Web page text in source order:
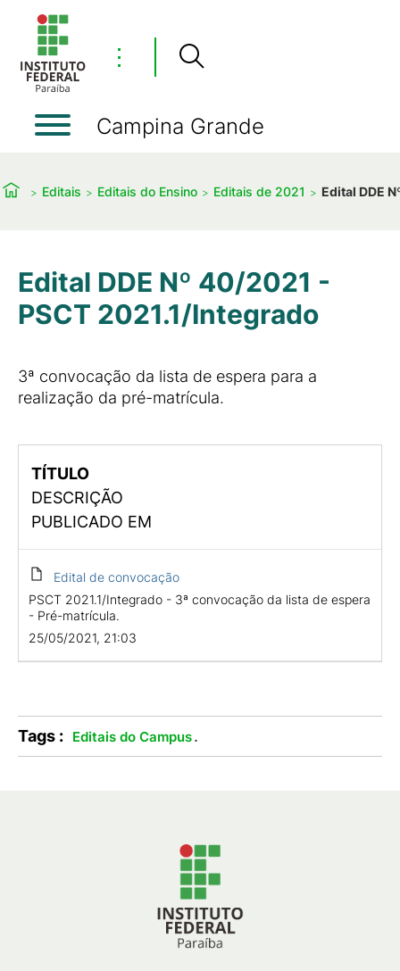
⋮
Campina Grande
Editais Editais do Ensino Editais de 2021 Edital DDE
Edital DDE Nº 40/2021 -
PSCT 2021.1/Integrado
3ª convocação da lista de espera para a
realização da pré-matrícula.
TÍTULO
DESCRIÇÃO
PUBLICADO EM
Edital de convocação
PSCT 2021.1/Integrado - 3ª convocação da lista de espera
- Pré-matrícula.
25/05/2021, 21:03
Tags : Editais do Campus.